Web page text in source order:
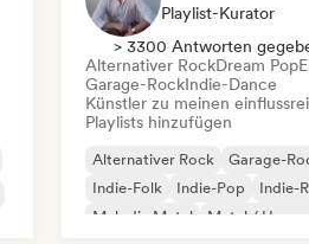
Playlist-Kurator
> 3300 Antworten
Alternativer RockDream Pop
Garage-RockIndie-Dance
Künstler zu meinen
Playlists hinzufügen
Alternativer Rock
Garage-
Indie-Folk
Indie-Pop
Indie-
Melodic Metal
Metal /